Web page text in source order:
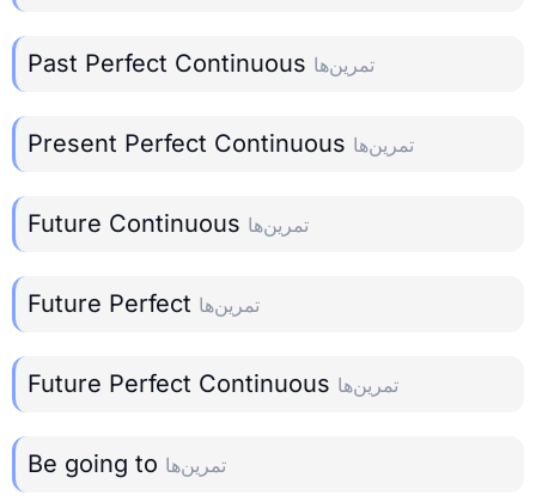
Past Perfect Continuous تمرین‌ها
Present Perfect Continuous تمرین‌ها
Future Continuous تمرین‌ها
Future Perfect تمرین‌ها
Future Perfect Continuous تمرین‌ها
Be going to تمرین‌ها